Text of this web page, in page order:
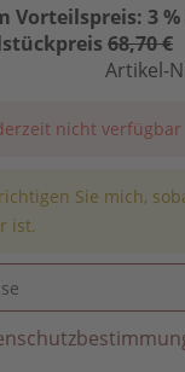
Vorteilspreis: 3
68,70 €
Artikel-
nicht verfügbar
Sie mich,
ist.